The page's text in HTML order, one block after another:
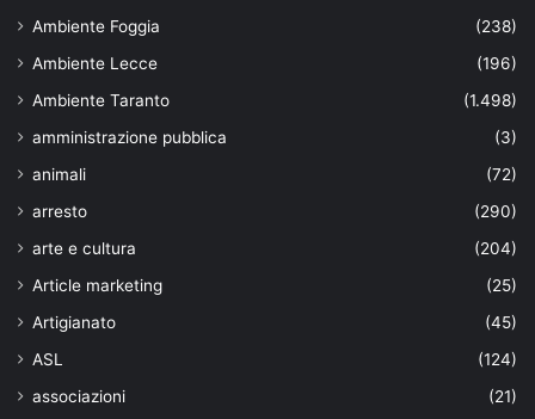
Ambiente Foggia
(238)
Ambiente Lecce
(196)
Ambiente Taranto
(1.498)
amministrazione pubblica
(3)
animali
(72)
arresto
(290)
arte e cultura
(204)
Article marketing
(25)
Artigianato
(45)
ASL
(124)
associazioni
(21)